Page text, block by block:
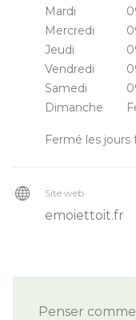
Mardi
Mercredi
Jeudi
Vendredi
Samedi
Dimanche
Fermé les jours
Site web
emoiettoit.fr
Penser